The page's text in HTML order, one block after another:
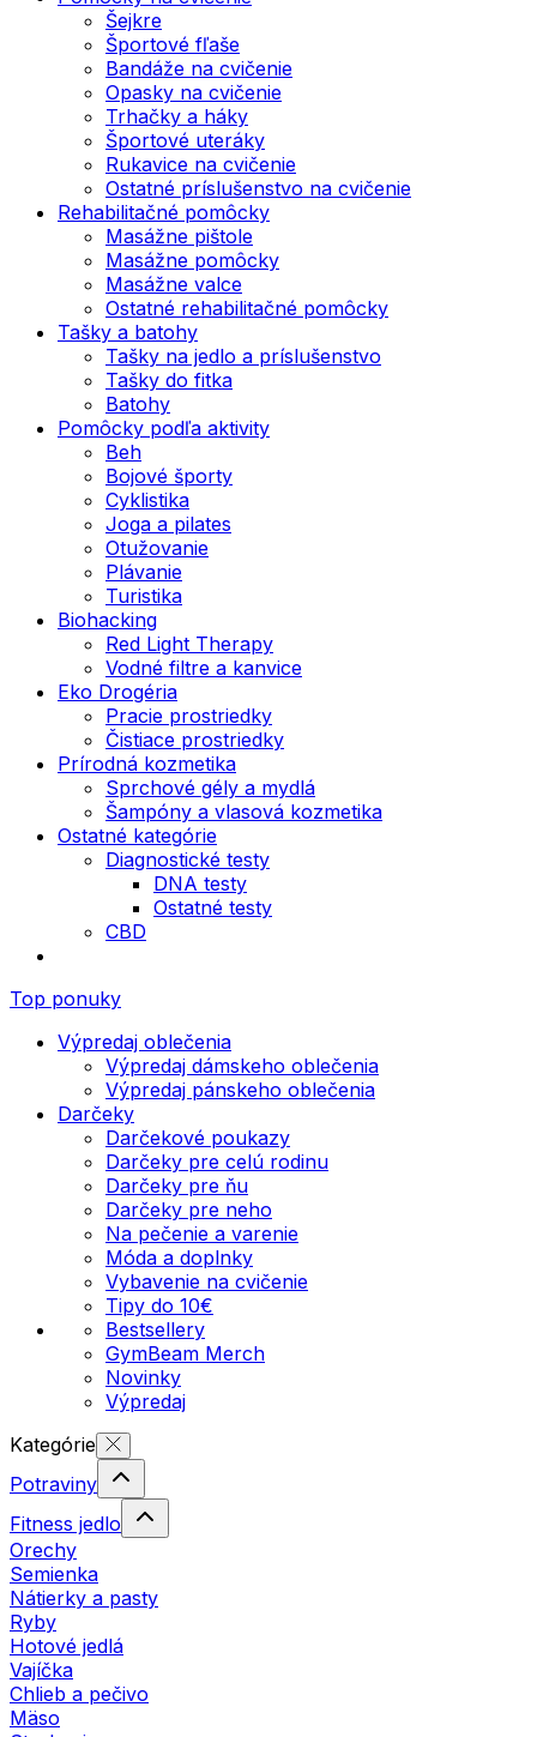
Šejkre
Športové fľaše
Bandáže na cvičenie
Opasky na cvičenie
Trhačky a háky
Športové uteráky
Rukavice na cvičenie
Ostatné príslušenstvo na cvičenie
Rehabilitačné pomôcky
Masážne pištole
Masážne pomôcky
Masážne valce
Ostatné rehabilitačné pomôcky
Tašky a batohy
Tašky na jedlo a príslušenstvo
Tašky do fitka
Batohy
Pomôcky podľa aktivity
Beh
Bojové športy
Cyklistika
Joga a pilates
Otužovanie
Plávanie
Turistika
Biohacking
Red Light Therapy
Vodné filtre a kanvice
Eko Drogéria
Pracie prostriedky
Čistiace prostriedky
Prírodná kozmetika
Sprchové gély a mydlá
Šampóny a vlasová kozmetika
Ostatné kategórie
Diagnostické testy
DNA testy
Ostatné testy
CBD
Top ponuky
Výpredaj oblečenia
Výpredaj dámskeho oblečenia
Výpredaj pánskeho oblečenia
Darčeky
Darčekové poukazy
Darčeky pre celú rodinu
Darčeky pre ňu
Darčeky pre neho
Na pečenie a varenie
Móda a doplnky
Vybavenie na cvičenie
Tipy do 10€
Bestsellery
GymBeam Merch
Novinky
Výpredaj
Kategórie
Potraviny
Fitness jedlo
Orechy
Semienka
Nátierky a pasty
Ryby
Hotové jedlá
Vajíčka
Chlieb a pečivo
Mäso